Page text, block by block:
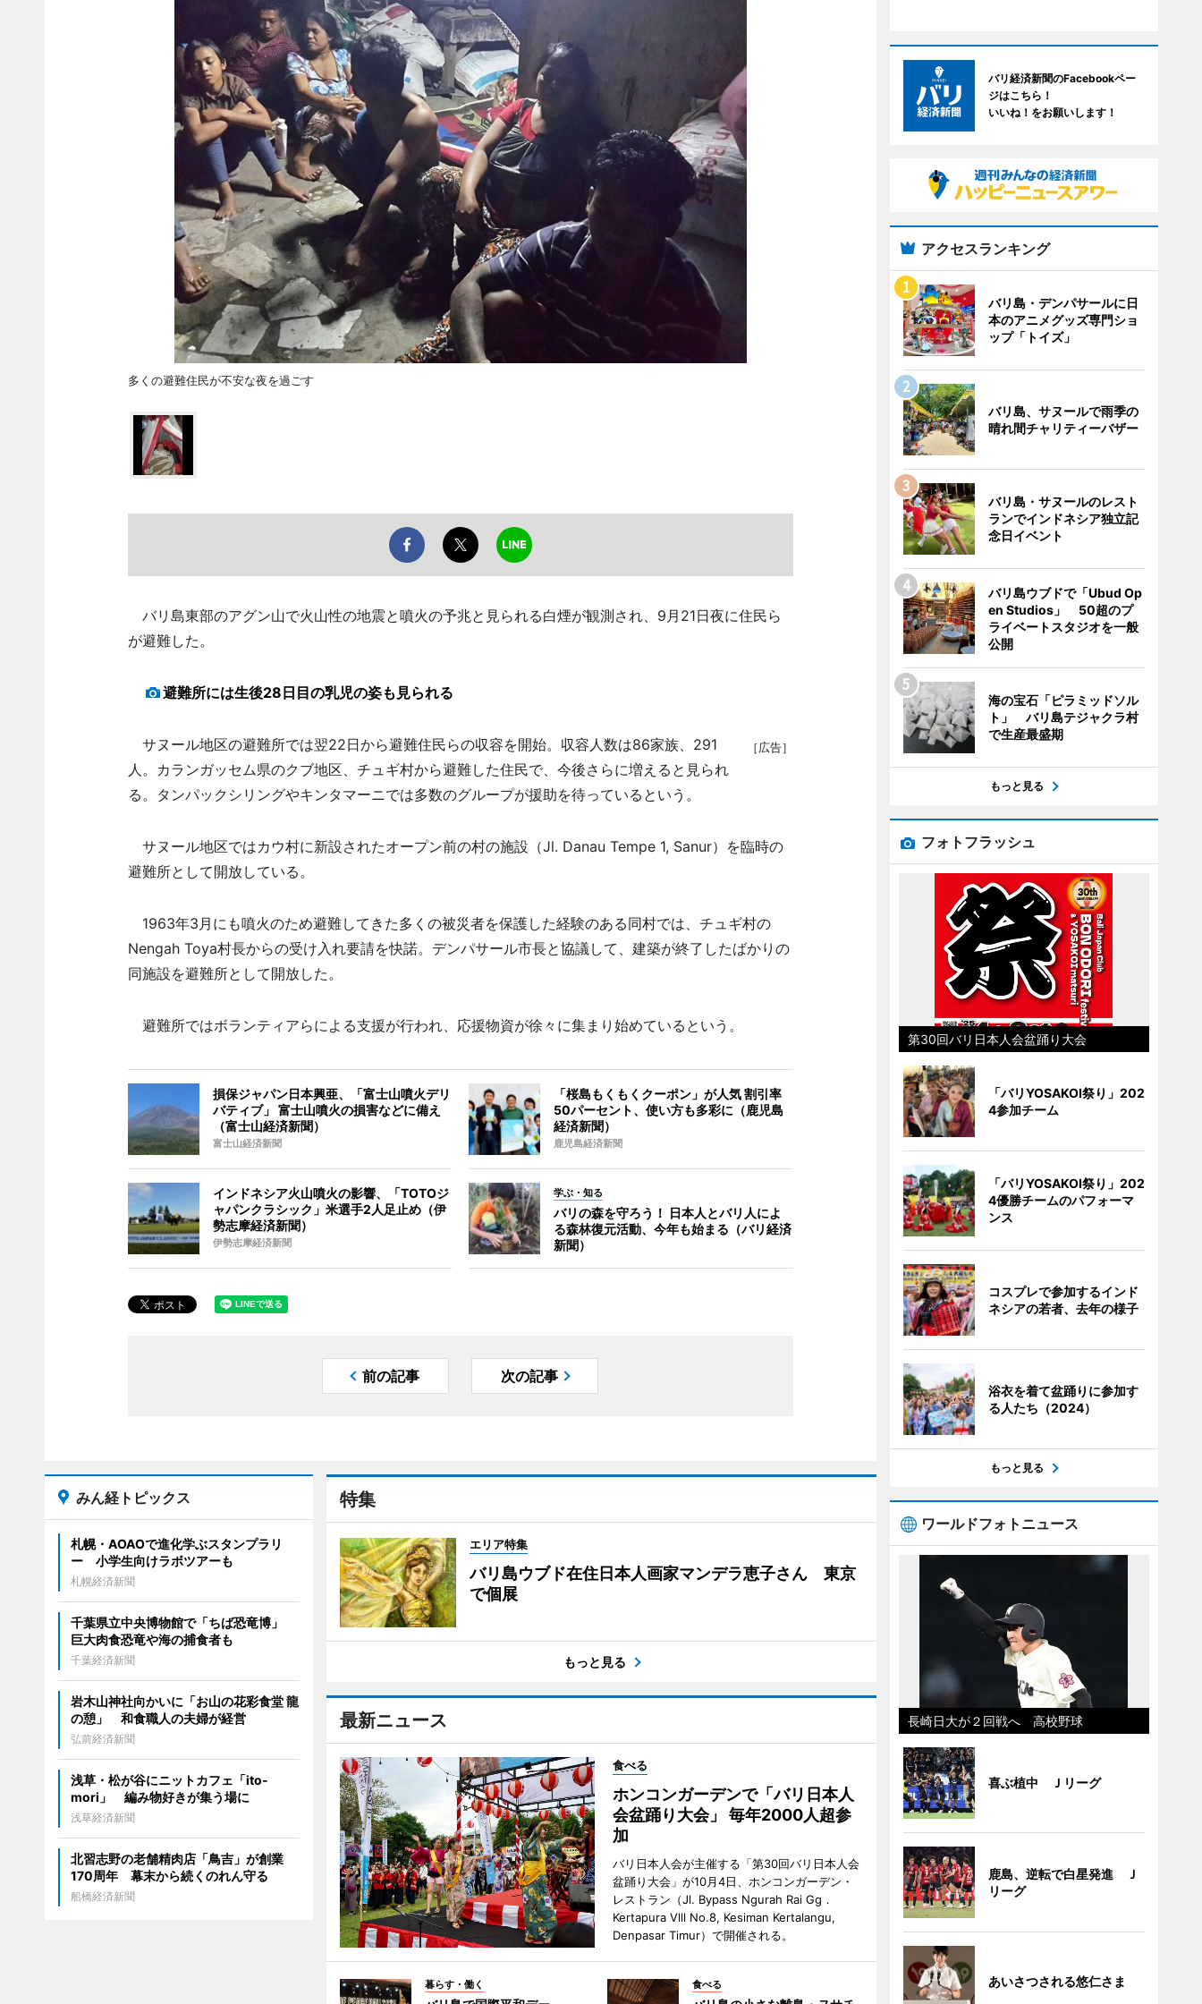
多くの避難住民が不安な夜を過ごす
バリ島東部のアグン山で火山性の地震と噴火の予兆と見られる白煙が観測され、9月21日夜に住民ら
が避難した。
避難所には生後28日目の乳児の姿も見られる
［広告］
サヌール地区の避難所では翌22日から避難住民らの収容を開始。収容人数は86家族、291
人。カランガッセム県のクブ地区、チュギ村から避難した住民で、今後さらに増えると見られ
る。タンパックシリングやキンタマーニでは多数のグループが援助を待っているという。
サヌール地区ではカウ村に新設されたオープン前の村の施設（Jl. Danau Tempe 1, Sanur）を臨時の
避難所として開放している。
1963年3月にも噴火のため避難してきた多くの被災者を保護した経験のある同村では、チュギ村の
Nengah Toya村長からの受け入れ要請を快諾。デンパサール市長と協議して、建築が終了したばかりの
同施設を避難所として開放した。
避難所ではボランティアらによる支援が行われ、応援物資が徐々に集まり始めているという。
損保ジャパン日本興亜、「富士山噴火デリ
バティブ」 富士山噴火の損害などに備え
（富士山経済新聞）
富士山経済新聞
「桜島もくもくクーポン」が人気 割引率
50パーセント、使い方も多彩に（鹿児島
経済新聞）
鹿児島経済新聞
インドネシア火山噴火の影響、「TOTOジ
ャパンクラシック」米選手2人足止め（伊
勢志摩経済新聞）
伊勢志摩経済新聞
学ぶ・知る
バリの森を守ろう！ 日本人とバリ人によ
る森林復元活動、今年も始まる（バリ経済
新聞）
前の記事 次の記事
特集
エリア特集
バリ島ウブド在住日本人画家マンデラ恵子さん 東京
で個展
もっと見る
最新ニュース
食べる
ホンコンガーデンで「バリ日本人
会盆踊り大会」 毎年2000人超参
加
バリ日本人会が主催する「第30回バリ日本人会
盆踊り大会」が10月4日、ホンコンガーデン・
レストラン（Jl. Bypass Ngurah Rai Gg．
Kertapura Vlll No.8, Kesiman Kertalangu,
Denpasar Timur）で開催される。
暮らす・働く 食べる
みん経トピックス
札幌・AOAOで進化学ぶスタンプラリ
ー 小学生向けラボツアーも
札幌経済新聞
千葉県立中央博物館で「ちば恐竜博」
巨大肉食恐竜や海の捕食者も
千葉経済新聞
岩木山神社向かいに「お山の花彩食堂 龍
の憩」 和食職人の夫婦が経営
弘前経済新聞
浅草・松が谷にニットカフェ「ito-
mori」 編み物好きが集う場に
浅草経済新聞
北習志野の老舗精肉店「鳥吉」が創業
170周年 幕末から続くのれん守る
船橋経済新聞
バリ経済新聞のFacebookペー
ジはこちら！
いいね！をお願いします！
アクセスランキング
バリ島・デンパサールに日
本のアニメグッズ専門ショ
ップ「トイズ」
バリ島、サヌールで雨季の
晴れ間チャリティーバザー
バリ島・サヌールのレスト
ランでインドネシア独立記
念日イベント
バリ島ウブドで「Ubud Op
en Studios」 50超のプ
ライベートスタジオを一般
公開
海の宝石「ピラミッドソル
ト」 バリ島テジャクラ村
で生産最盛期
もっと見る
フォトフラッシュ
第30回バリ日本人会盆踊り大会
「バリYOSAKOI祭り」202
4参加チーム
「バリYOSAKOI祭り」202
4優勝チームのパフォーマ
ンス
コスプレで参加するインド
ネシアの若者、去年の様子
浴衣を着て盆踊りに参加す
る人たち（2024）
もっと見る
ワールドフォトニュース
長崎日大が２回戦へ 高校野球
喜ぶ植中 Ｊリーグ
鹿島、逆転で白星発進 Ｊ
リーグ
あいさつされる悠仁さま